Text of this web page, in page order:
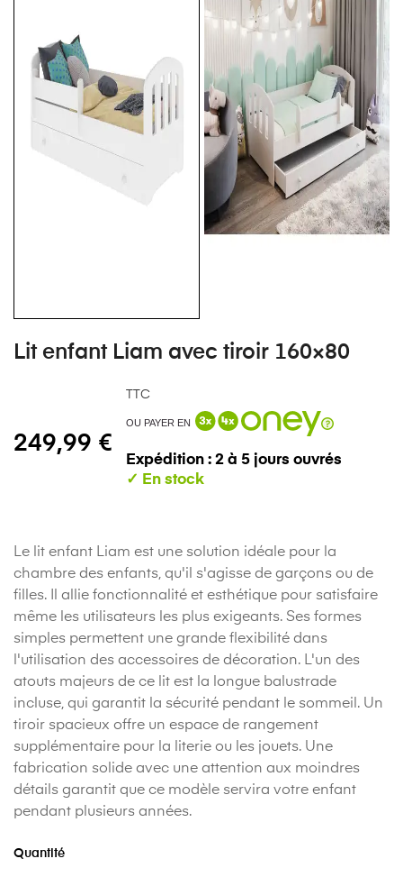
Lit enfant Liam avec tiroir 160×80
249,99 €
TTC
OU PAYER EN
Expédition : 2 à 5 jours ouvrés
Le lit enfant Liam est une solution idéale pour la
chambre des enfants, qu'il s'agisse de garçons ou de
filles. Il allie fonctionnalité et esthétique pour satisfaire
même les utilisateurs les plus exigeants. Ses formes
simples permettent une grande flexibilité dans
l'utilisation des accessoires de décoration. L'un des
atouts majeurs de ce lit est la longue balustrade
incluse, qui garantit la sécurité pendant le sommeil. Un
tiroir spacieux offre un espace de rangement
supplémentaire pour la literie ou les jouets. Une
fabrication solide avec une attention aux moindres
détails garantit que ce modèle servira votre enfant
pendant plusieurs années.
Quantité